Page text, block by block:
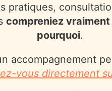
pratiques,
compreniez
pourquoi.
accompagnement
vous directement